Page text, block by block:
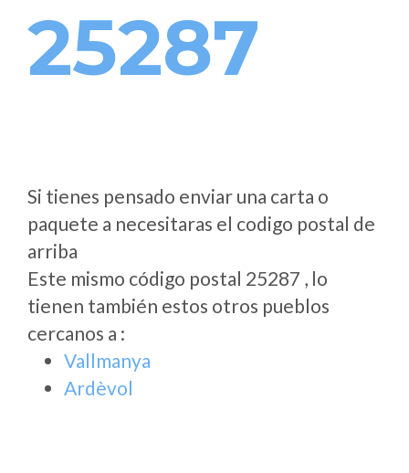
25287
Si tienes pensado enviar una carta o
paquete a necesitaras el codigo postal de
arriba
Este mismo código postal 25287 , lo
tienen también estos otros pueblos
cercanos a :
Vallmanya
Ardèvol